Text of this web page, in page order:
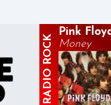
RADIO
ROCK
Pink
Money